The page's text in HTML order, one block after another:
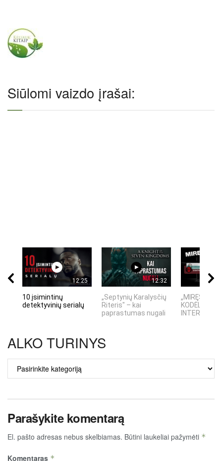
Siūlomi vaizdo įrašai:
12:25
10 įsimintinų
detektyvinių serialų
12:32
„Septynių Karalysčių
Riteris" – kai
paprastumas nugali
„MIRĘS
KODĖL
INTERNETO
ALKO TURINYS
TURINYS
Parašykite komentarą
El. pašto adresas nebus skelbiamas. Būtini laukeliai pažymėti *
Komentaras *